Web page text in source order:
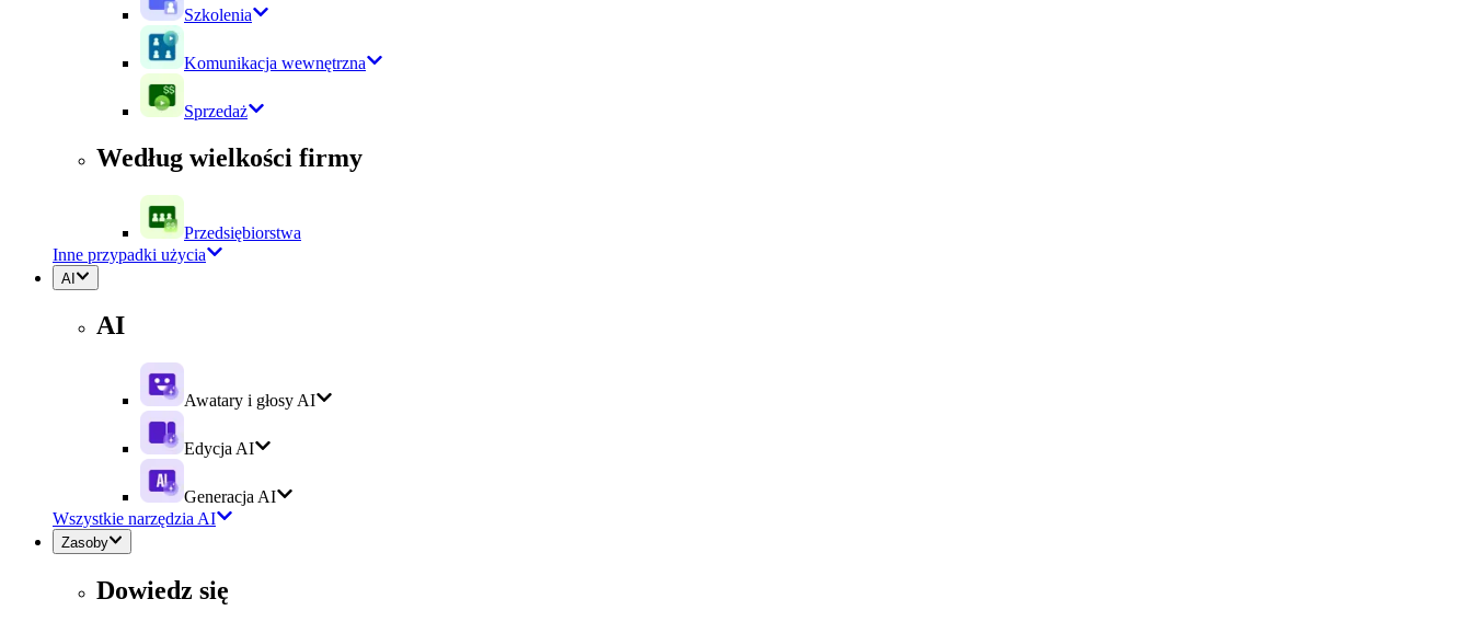
Szkolenia
Komunikacja wewnętrzna
Sprzedaż
Według wielkości firmy
Przedsiębiorstwa
Inne przypadki użycia
AI
AI
Awatary i głosy AI
Edycja AI
Generacja AI
Wszystkie narzędzia AI
Zasoby
Dowiedz się